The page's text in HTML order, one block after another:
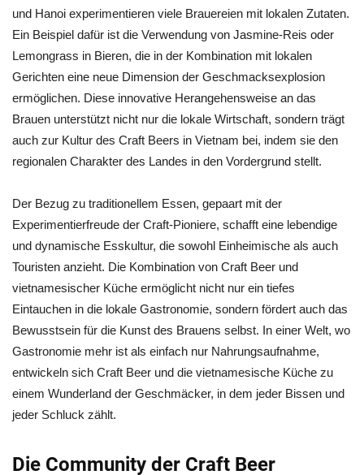
und Hanoi experimentieren viele Brauereien mit lokalen Zutaten.
Ein Beispiel dafür ist die Verwendung von Jasmine-Reis oder
Lemongrass in Bieren, die in der Kombination mit lokalen
Gerichten eine neue Dimension der Geschmacksexplosion
ermöglichen. Diese innovative Herangehensweise an das
Brauen unterstützt nicht nur die lokale Wirtschaft, sondern trägt
auch zur Kultur des Craft Beers in Vietnam bei, indem sie den
regionalen Charakter des Landes in den Vordergrund stellt.
Der Bezug zu traditionellem Essen, gepaart mit der
Experimentierfreude der Craft-Pioniere, schafft eine lebendige
und dynamische Esskultur, die sowohl Einheimische als auch
Touristen anzieht. Die Kombination von Craft Beer und
vietnamesischer Küche ermöglicht nicht nur ein tiefes
Eintauchen in die lokale Gastronomie, sondern fördert auch das
Bewusstsein für die Kunst des Brauens selbst. In einer Welt, wo
Gastronomie mehr ist als einfach nur Nahrungsaufnahme,
entwickeln sich Craft Beer und die vietnamesische Küche zu
einem Wunderland der Geschmäcker, in dem jeder Bissen und
jeder Schluck zählt.
Die Community der Craft Beer